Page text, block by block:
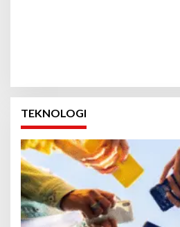
TEKNOLOGI